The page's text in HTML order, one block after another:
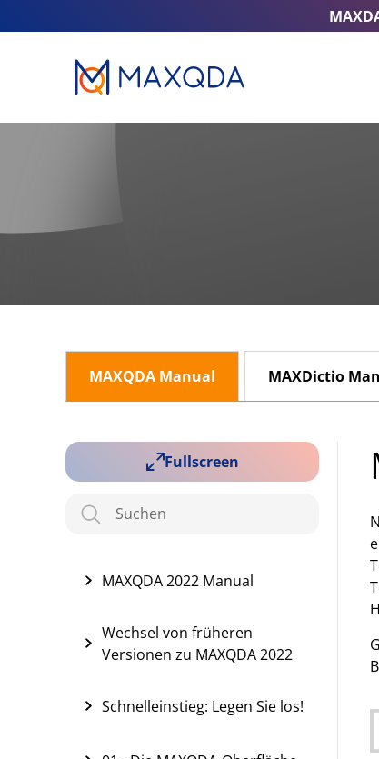
MAXQDA Manual MAXDictio
Fullscreen
MAXQDA 2022 Manual
Wechsel von früheren
Versionen zu MAXQDA 2022
Schnelleinstieg: Legen Sie los!